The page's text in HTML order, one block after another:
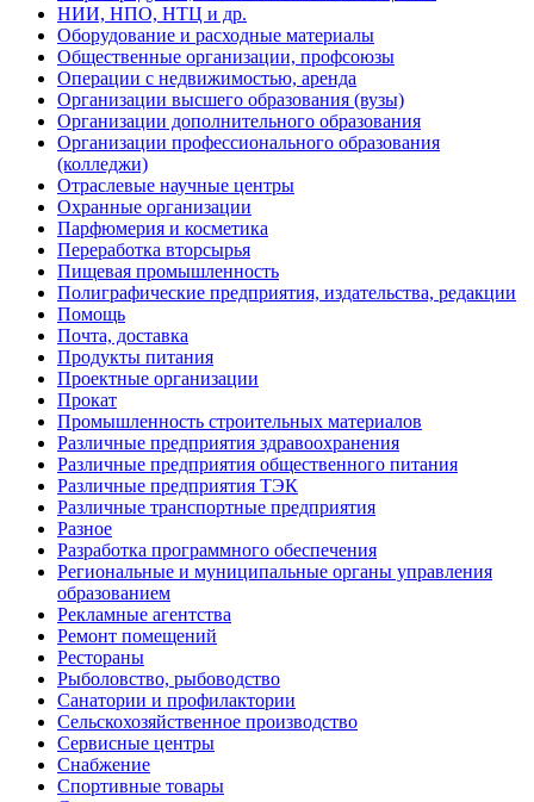
НИИ, НПО, НТЦ и др.
Оборудование и расходные материалы
Общественные организации, профсоюзы
Операции с недвижимостью, аренда
Организации высшего образования (вузы)
Организации дополнительного образования
Организации профессионального образования
(колледжи)
Отраслевые научные центры
Охранные организации
Парфюмерия и косметика
Переработка вторсырья
Пищевая промышленность
Полиграфические предприятия, издательства, редакции
Помощь
Почта, доставка
Продукты питания
Проектные организации
Прокат
Промышленность строительных материалов
Различные предприятия здравоохранения
Различные предприятия общественного питания
Различные предприятия ТЭК
Различные транспортные предприятия
Разное
Разработка программного обеспечения
Региональные и муниципальные органы управления
образованием
Рекламные агентства
Ремонт помещений
Рестораны
Рыболовство, рыбоводство
Санатории и профилактории
Сельскохозяйственное производство
Сервисные центры
Снабжение
Спортивные товары